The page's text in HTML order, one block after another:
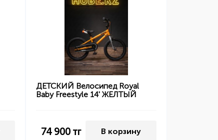
ДЕТСКИЙ Велосипед Royal
Baby Freestyle 14' ЖЕЛТЫЙ
74 900тг В корзину